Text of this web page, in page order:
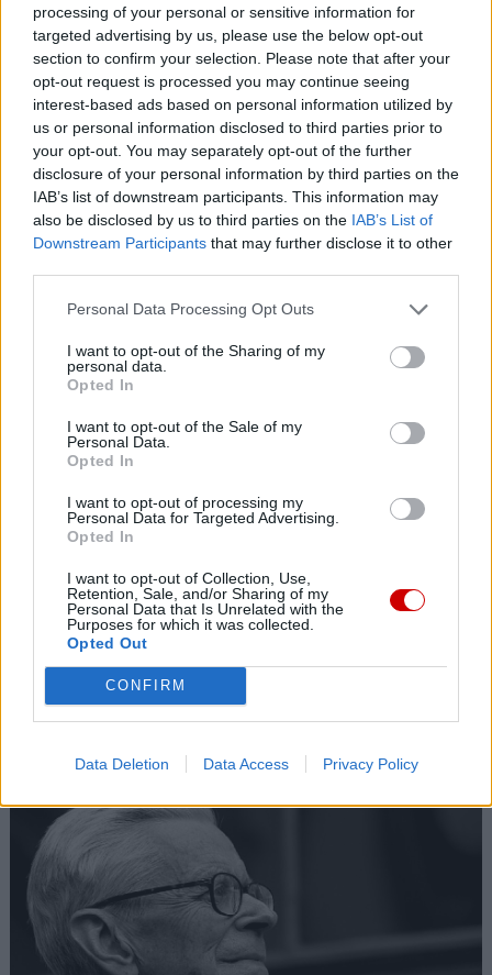
processing of your personal or sensitive information for
targeted advertising by us, please use the below opt-out
section to confirm your selection. Please note that after your
opt-out request is processed you may continue seeing
interest-based ads based on personal information utilized by
us or personal information disclosed to third parties prior to
your opt-out. You may separately opt-out of the further
disclosure of your personal information by third parties on the
IAB’s list of downstream participants. This information may
also be disclosed by us to third parties on the IAB’s List of
Downstream Participants that may further disclose it to other
Personal Data Processing Opt Outs
I want to opt-out of the Sharing of my
personal data.
Opted In
I want to opt-out of the Sale of my
Personal Data.
Opted In
I want to opt-out of processing my
Personal Data for Targeted Advertising.
Opted In
I want to opt-out of Collection, Use,
Retention, Sale, and/or Sharing of my
Personal Data that Is Unrelated with the
Purposes for which it was collected.
Opted Out
CONFIRM
Data Deletion Data Access Privacy Policy
Najnowsze
07 sierpnia 2026 | 05:20
Gaza: 300 dzieci zabitych w ciągu 300 dni
06 sierpnia 2026 | 20:44
Medziugorie: zakończył się 37. Mladifest
06 sierpnia 2026 | 20:19
Biskupi Meksyku: stulecie Cristiady to czas łaski
06 sierpnia 2026 | 18:32
Kard. Parolin w Meksyku: modlitwa, obecność i świadectwo
drogą do pokoju
Popularne
Kard. Sarah: Obrzędów nie można arbitralnie znosić